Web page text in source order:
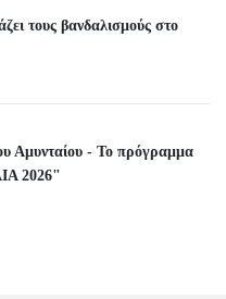
τους βανδαλισμούς στο
Αμυνταίου - Το πρόγραμμα
2026"